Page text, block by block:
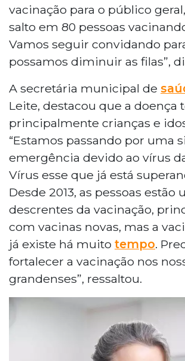
vacinação para o público
salto em 80 pessoas
Vamos seguir convidando
possamos diminuir as filas”,
A secretária municipal de
Leite, destacou que a doença
principalmente crianças e
“Estamos passando por uma
emergência devido ao vírus
Vírus esse que já está
Desde 2013, as pessoas estão
descrentes da vacinação,
com vacinas novas, mas a
já existe há muito tempo.
fortalecer a vacinação nos
grandenses”, ressaltou.